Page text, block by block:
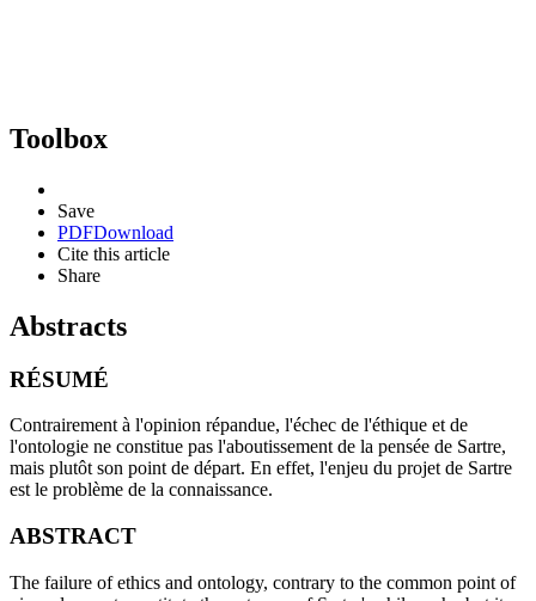
Toolbox
Save
PDFDownload
Cite this article
Share
Abstracts
RÉSUMÉ
Contrairement à l'opinion répandue, l'échec de l'éthique et de
l'ontologie ne constitue pas l'aboutissement de la pensée de Sartre,
mais plutôt son point de départ. En effet, l'enjeu du projet de Sartre
est le problème de la connaissance.
ABSTRACT
The failure of ethics and ontology, contrary to the common point of